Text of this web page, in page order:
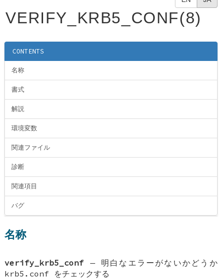
VERIFY_KRB5_CONF(8)
CONTENTS
名称
書式
解説
環境変数
関連ファイル
診断
関連項目
バグ
名称
verify_krb5_conf — 明白なエラーがないかどうか
krb5.conf をチェックする